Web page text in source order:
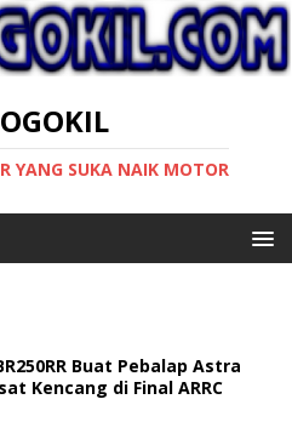
YANG SUKA NAIK MOTOR
Buat Pebalap Astra
Kencang di Final ARRC